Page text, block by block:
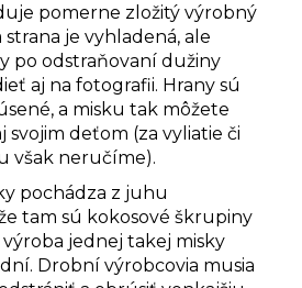
pomerne zložitý výrobný
strana je vyhladená, ale
po odstraňovaní dužiny
aj na fotografii. Hrany sú
a misku tak môžete
svojim deťom (za vyliatie či
však neručíme).
pochádza z juhu
tam sú kokosové škrupiny
jednej takej misky
Drobní výrobcovia musia